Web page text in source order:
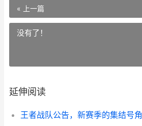
« 上一篇
没有了！
延伸阅读
王者战队公告，新赛季的集结号角